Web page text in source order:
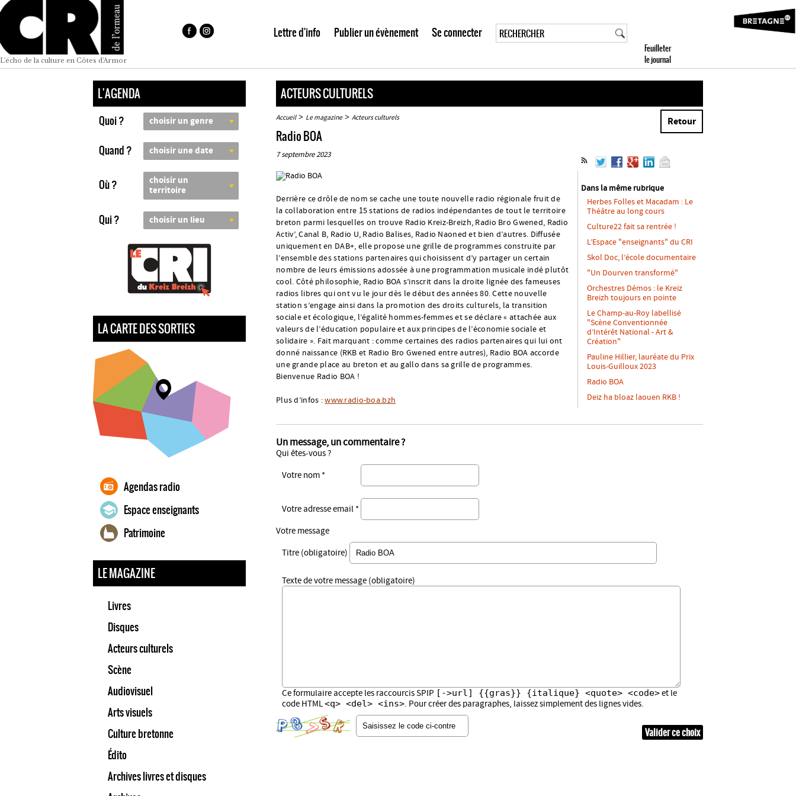
L'écho de la culture en Côtes d'Armor
Lettre d'info Publier un évènement Se connecter
L'AGENDA
Quoi ? choisir un genre
Quand ? choisir une date
Où ?
choisir un
territoire
Qui ? choisir un lieu
LA CARTE DES SORTIES
Agendas radio
Espace enseignants
Patrimoine
LE MAGAZINE
Livres
Disques
Acteurs culturels
Scène
Audiovisuel
Arts visuels
Culture bretonne
Édito
Archives livres et disques
ACTEURS CULTURELS
Accueil> Le magazine> Acteurs culturels Retour
Radio BOA
7 septembre 2023
Derrière ce drôle de nom se cache une toute nouvelle radio régionale fruit de
la collaboration entre 15 stations de radios indépendantes de tout le territoire
breton parmi lesquelles on trouve Radio Kreiz-Breizh, Radio Bro Gwened, Radio
Activ’, Canal B, Radio U, Radio Balises, Radio Naoned et bien d’autres. Diffusée
uniquement en DAB+, elle propose une grille de programmes construite par
l’ensemble des stations partenaires qui choisissent d’y partager un certain
nombre de leurs émissions adossée à une programmation musicale indé plutôt
cool. Côté philosophie, Radio BOA s’inscrit dans la droite lignée des fameuses
radios libres qui ont vu le jour dès le début des années 80. Cette nouvelle
station s’engage ainsi dans la promotion des droits culturels, la transition
sociale et écologique, l’égalité hommes-femmes et se déclare « attachée aux
valeurs de l’éducation populaire et aux principes de l’économie sociale et
solidaire ». Fait marquant : comme certaines des radios partenaires qui lui ont
donné naissance (RKB et Radio Bro Gwened entre autres), Radio BOA accorde
une grande place au breton et au gallo dans sa grille de programmes.
Bienvenue Radio BOA !
Plus d’infos :www.radio-boa.bzh
Dans la même rubrique
Herbes Folles et Macadam : Le
Théâtre au long cours
Culture22 fait sa rentrée !
L’Espace "enseignants" du CRI
Skol Doc, l’école documentaire
"Un Dourven transformé"
Orchestres Démos : le Kreiz
Breizh toujours en pointe
Le Champ-au-Roy labellisé
"Scène Conventionnée
d’Intérêt National - Art &
Création"
Pauline Hillier, lauréate du Prix
Louis-Guilloux 2023
Radio BOA
Deiz ha bloaz laouen RKB !
Un message, un commentaire ?
Qui êtes-vous ?
Votre nom *
Votre adresse email *
Votre message
Titre (obligatoire)
Texte de votre message (obligatoire)
Ce formulaire accepte les raccourcis SPIP [->url] {{gras}} {italique} <quote> <code>et le
code HTML<q> <del> <ins>. Pour créer des paragraphes, laissez simplement des lignes vides.